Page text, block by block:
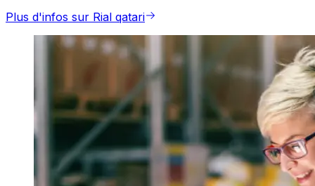
Plus d'infos sur Rial qatari